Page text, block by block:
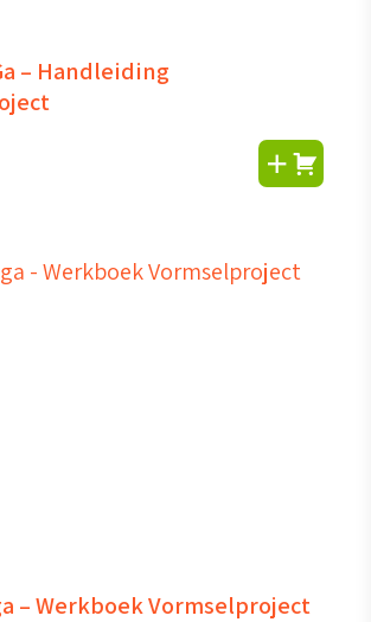
– Handleiding
– Werkboek Vormselproject